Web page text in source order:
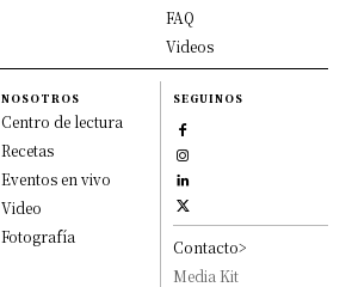
FAQ
Videos
NOSOTROS
Centro de lectura
Recetas
Eventos en vivo
Video
Fotografía
SEGUINOS
Contacto>
Media Kit